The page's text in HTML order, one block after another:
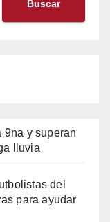
Buscar
9na y superan
lluvia
del
para ayudar